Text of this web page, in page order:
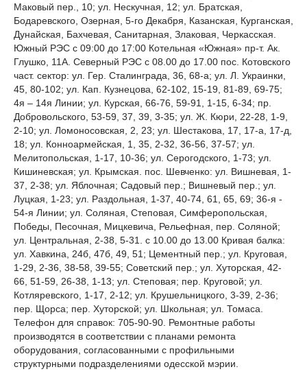
Маковый пер., 10; ул. Нескучная, 12; ул. Братская,
Бодаревского, Озерная, 5-го Декабря, Казанская, Курганская,
Дунайская, Бахчевая, Санитарная, Злаковая, Черкасская.
Южный РЭС c 09:00 до 17:00 Котельная «Южная» пр-т. Ак.
Глушко, 11А. Северный РЭС с 08.00 до 17.00 пос. Котовского
част. сектор: ул. Гер. Сталинграда, 36, 68-а; ул. Л. Украинки,
45, 80-102; ул. Кап. Кузнецова, 62-102, 15-19, 81-89, 69-75;
4я – 14я Линии; ул. Курская, 66-76, 59-91, 1-15, 6-34; пр.
Добровольского, 53-59, 37, 39, 3-35; ул. Ж. Кюри, 22-28, 1-9,
2-10; ул. Ломоносовская, 2, 23; ул. Шестакова, 17, 17-а, 17-д,
18; ул. Конноармейская, 1, 35, 2-32, 36-56, 37-57; ул.
Мелитопольская, 1-17, 10-36; ул. Серогодского, 1-73; ул.
Кишиневская; ул. Крымская. пос. Шевченко: ул. Вишневая, 1-
37, 2-38; ул. Яблочная; Садовый пер.; Вишневый пер.; ул.
Луцкая, 1-23; ул. Раздольная, 1-37, 40-74, 61, 65, 69; 36-я -
54-я Линии; ул. Соляная, Степовая, Симферопольская,
Победы, Песочная, Мицкевича, Рельефная, пер. Соляной;
ул. Центральная, 2-38, 5-31. с 10.00 до 13.00 Кривая балка:
ул. Хавкина, 24б, 47б, 49, 51; Цементный пер.; ул. Круговая,
1-29, 2-36, 38-58, 39-55; Советский пер.; ул. Хуторская, 42-
66, 51-59, 26-38, 1-13; ул. Степовая; пер. Круговой; ул.
Котляревского, 1-17, 2-12; ул. Крушельницкого, 3-39, 2-36;
пер. Щорса; пер. Хуторской; ул. Школьная; ул. Томаса.
Телефон для справок: 705-90-90. Ремонтные работы
производятся в соответствии с планами ремонта
оборудования, согласованными с профильными
структурными подразделениями одесской мэрии.